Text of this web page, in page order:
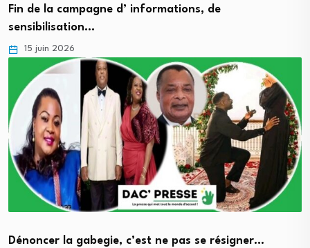
Fin de la campagne d’ informations, de
sensibilisation…
15 juin 2026
Dénoncer la gabegie, c’est ne pas se résigner…